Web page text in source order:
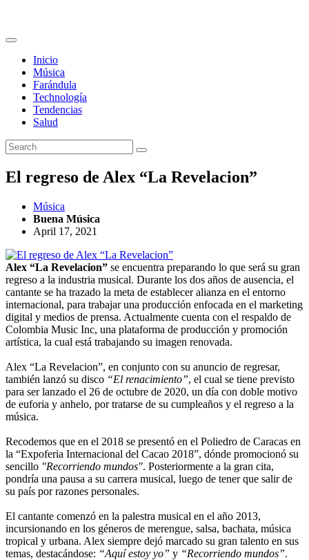
Inicio
Música
Farándula
Technología
Tendencias
Salud
El regreso de Alex “La Revelacion”
Música
Buena Música
April 17, 2021
Alex “La Revelacion” se encuentra preparando lo que será su gran
regreso a la industria musical. Durante los dos años de ausencia, el
cantante se ha trazado la meta de establecer alianza en el entorno
internacional, para trabajar una producción enfocada en el marketing
digital y medios de prensa. Actualmente cuenta con el respaldo de
Colombia Music Inc, una plataforma de producción y promoción
artística, la cual está trabajando su imagen renovada.
Alex “La Revelacion”, en conjunto con su anuncio de regresar,
también lanzó su disco “El renacimiento”, el cual se tiene previsto
para ser lanzado el 26 de octubre de 2020, un día con doble motivo
de euforia y anhelo, por tratarse de su cumpleaños y el regreso a la
música.
Recodemos que en el 2018 se presentó en el Poliedro de Caracas en
la “Expoferia Internacional del Cacao 2018”, dónde promocionó su
sencillo "Recorriendo mundos". Posteriormente a la gran cita,
pondría una pausa a su carrera musical, luego de tener que salir de
su país por razones personales.
El cantante comenzó en la palestra musical en el año 2013,
incursionando en los géneros de merengue, salsa, bachata, música
tropical y urbana. Alex siempre dejó marcado su gran talento en sus
temas, destacándose: “Aquí estoy yo” y “Recorriendo mundos”.